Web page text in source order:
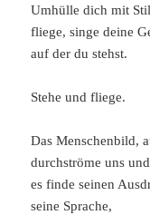
Umhülle dich mit
fliege, singe deine
auf der du stehst.
Stehe und fliege.
Das Menschenbild,
durchströme uns
es finde seinen
seine Sprache,